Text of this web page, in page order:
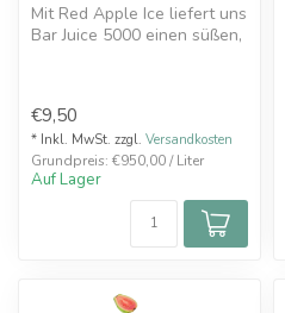
Mit Red Apple Ice liefert uns
Bar Juice 5000 einen süßen,
€9,50
* Inkl. MwSt. zzgl. Versandkosten
Grundpreis: €950,00 / Liter
Auf Lager